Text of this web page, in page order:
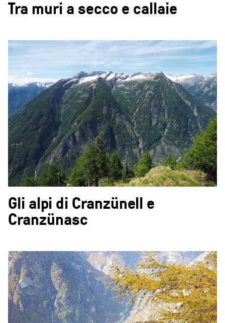
Tra muri a secco e callaie
Gli alpi di Cranzünell e
Cranzünasc